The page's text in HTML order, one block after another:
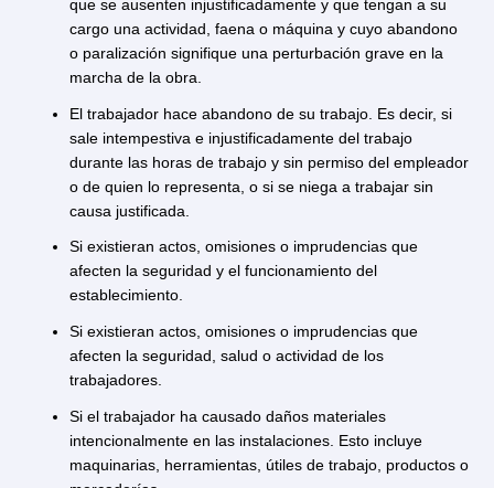
Existen acusaciones de acoso sexual en su contra.
El trabajador ha ejercido acciones en contra del
El trabajador es acusado por denigrar e injuriar a su
empleador.
El trabajador es acusado por practicar conductas
El trabajador realizó negociaciones prohibidas en su
contrato dentro del giro del negocio.
El trabajador se ausenta al lugar de trabajo sin causa
justificada durante dos días seguidos, dos lunes en el
mes o un total de tres días durante igual período de
tiempo. Correrán la misma suerte aquellos
que se ausenten injustificadamente y que tengan a
cargo una actividad, faena o máquina y cuyo